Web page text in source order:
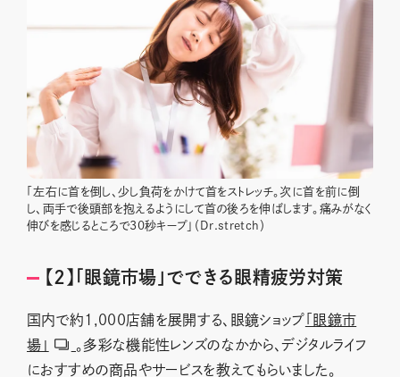
「左右に首を倒し、少し負荷をかけて首をストレッチ。次に首を前に倒
し、両手で後頭部を抱えるようにして首の後ろを伸ばします。痛みがなく
伸びを感じるところで30秒キープ」（Dr.stretch）
【2】「眼鏡市場」でできる眼精疲労対策
国内で約1,000店舗を展開する、眼鏡ショップ 「眼鏡市
場」
。多彩な機能性レンズのなかから、デジタルライフ
におすすめの商品やサービスを教えてもらいました。